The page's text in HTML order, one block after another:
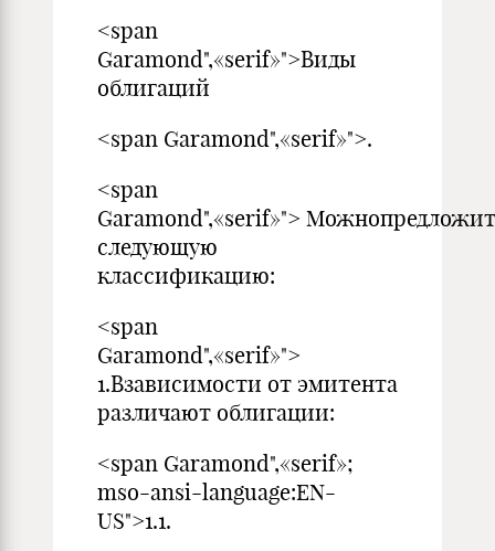
<span
Garamond",«serif»">Виды
облигаций
<span Garamond",«serif»">.
<span
Garamond",«serif»">
следующую
классификацию:
<span
Garamond",«serif»">
1.Взависимости от эмитента
различают облигации:
<span Garamond",«serif»;
mso-ansi-language:EN-
US">1.1.